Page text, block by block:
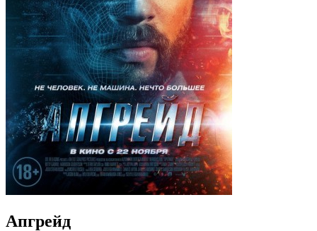
Апгрейд